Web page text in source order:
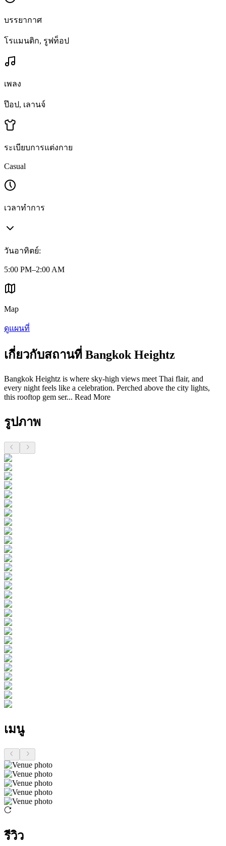
บรรยากาศ
โรแมนติก, รูฟท็อป
เพลง
ป๊อป, เลานจ์
ระเบียบการแต่งกาย
Casual
เวลาทำการ
วันอาทิตย์:
5:00 PM–2:00 AM
Map
ดูแผนที่
เกี่ยวกับสถานที่ Bangkok Heightz
Bangkok Heightz is where sky-high views meet Thai flair, and
every night feels like a celebration. Perched above the city lights,
this rooftop gem ser... Read More
รูปภาพ
เมนู
รีวิว